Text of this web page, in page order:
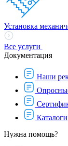
Установка
Все услуги
Документация
Наши
Каталоги
Нужна помощь?